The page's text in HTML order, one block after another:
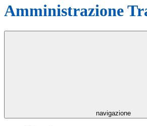
Amministrazione
navigazione